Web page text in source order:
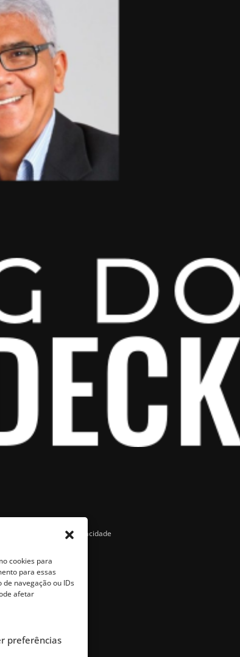
cookies para
para essas
navegação ou IDs
afetar
preferências
Política de Privacidade